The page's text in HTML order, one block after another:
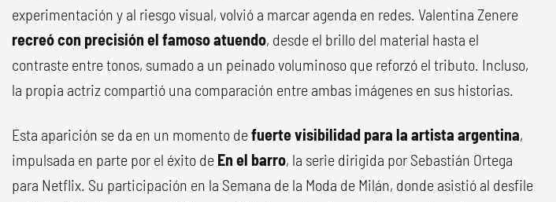
experimentación y al riesgo visual, volvió a marcar agenda en redes. Valentina Zenere
recreó con precisión el famoso atuendo, desde el brillo del material hasta el
contraste entre tonos, sumado a un peinado voluminoso que reforzó el tributo. Incluso,
la propia actriz compartió una comparación entre ambas imágenes en sus historias.
Esta aparición se da en un momento defuerte visibilidad para la artista argentina,
impulsada en parte por el éxito de En el barro, la serie dirigida por Sebastián Ortega
para Netflix. Su participación en la Semana de la Moda de Milán, donde asistió al desfile